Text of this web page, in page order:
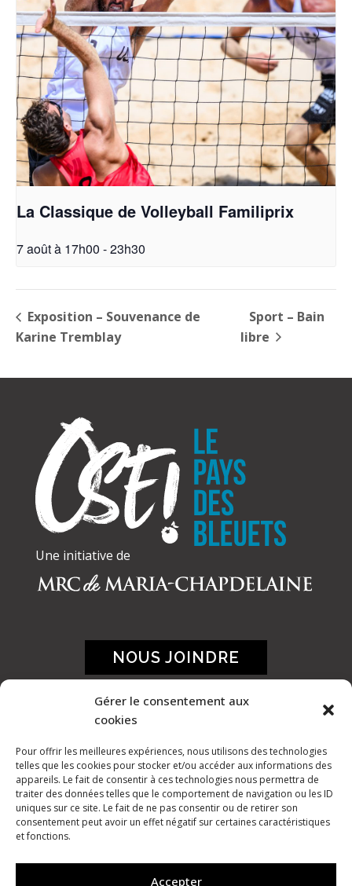
Gérer le consentement aux
cookies
Pour offrir les meilleures expériences, nous utilisons des technologies
telles que les cookies pour stocker et/ou accéder aux informations des
appareils. Le fait de consentir à ces technologies nous permettra de
traiter des données telles que le comportement de navigation ou les ID
uniques sur ce site. Le fait de ne pas consentir ou de retirer son
consentement peut avoir un effet négatif sur certaines caractéristiques
et fonctions.
Accepter
La Classique de Volleyball Familiprix
7 août à 17h00 -23h30
Exposition – Souvenance de
Karine Tremblay
Sport – Bain
libre
Une initiative de
NOUS JOINDRE